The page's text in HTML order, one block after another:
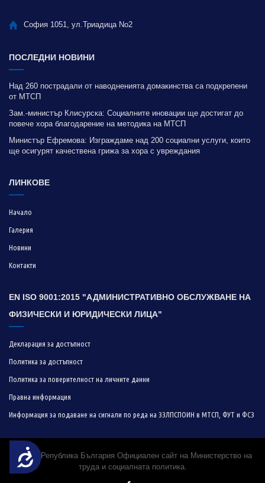
Достъпност
София 1051, ул.Триадица No2
ПОСЛЕДНИ НОВИНИ
Над 260 пострадали от наводненията домакинства са подкрепени
от МТСП
Зам.-министър Клисурска: Социалните иновации ще достигат до
повече хора благодарение на методика на МТСП
Министър Ефремова: Изграждаме над 200 социални услуги, които
ще осигурят качествена грижа за хора с увреждания
ЛИНКОВЕ
Начало
Галерия
Новини
Контакти
EN ISO 9001:2015 "АДМИНИСТРАТИВНО ОБСЛУЖВАНЕ НА
ФИЗИЧЕСКИ И ЮРИДИЧЕСКИ ЛИЦА"
Декларация за достъпност
Политика за достъпност
Политика за поверителност на личните данни
Правна информация
Информация за подаване на сигнали по реда на ЗЗЛПСПОИН в МТСП, ФУТ и ФСЗ
© 2019 Република България Официален сайт на Министерство на
труда и социалната политика.